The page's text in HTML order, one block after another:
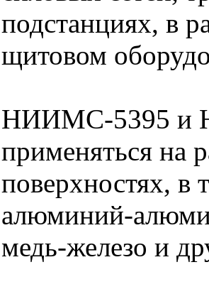
подстанциях, в
щитовом
НИИМС-5395 и
применяться на
поверхностях, в
алюминий-
медь-железо и